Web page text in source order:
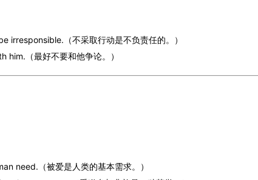
irresponsible.（不采取行动是不负责任的。）
him.（最好不要和他争论。）
need.（被爱是人类的基本需求。）